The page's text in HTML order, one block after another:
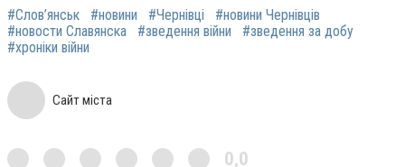
#Слов’янськ #новини #Чернівці
#новини Чернівців
#новости Славянска
#зведення війни
#зведення за добу
#хроніки війни
Сайт міста
0,0